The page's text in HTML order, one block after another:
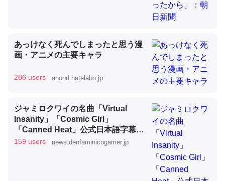
論文では「淡水はカルシウムも酸素も不足してて両方に不
利だから両方が拮抗してるのでは」とあって面白い。海に
いる鋏角類（カブトガニ・ウミグモ）はカルシウムを使わ
ずキチンを強化してる筈だが、酵素が違うのか？
これを元に考えるとカルシウムを大量に使う脊椎動物と貝
類は苦労してるんだな…。腹足類だと殻を無くしてナメク
あっけなく死んでしまったと思う漫
画・アニメの主要キャラ
286 users anond.hatelabo.jp
ジャミロクワイの名曲「Virtual
Insanity」「Cosmic Girl」
「Canned Heat」公式日本語字幕付
きMVがいきなり公開！「SUMMER
159 users news.denfaminicogamer.jp